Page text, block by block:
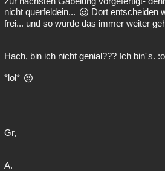
nicht querfeldein...
Dort entscheiden
frei... und so würde das immer weiter
Hach, bin ich nicht genial??? Ich bin´s. :o
*lol*
Gr,
A.